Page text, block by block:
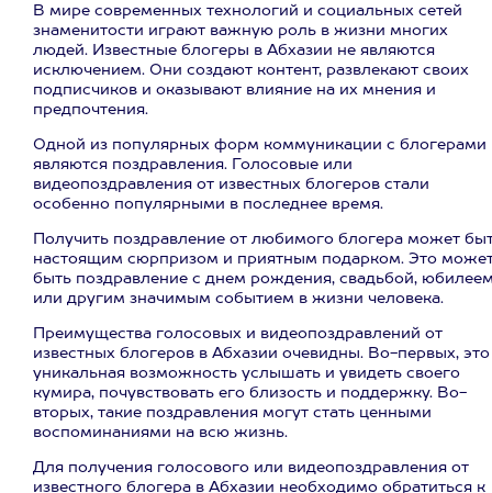
В мире современных технологий и социальных сетей
знаменитости играют важную роль в жизни многих
людей. Известные блогеры в Абхазии не являются
исключением. Они создают контент, развлекают своих
подписчиков и оказывают влияние на их мнения и
предпочтения.
Одной из популярных форм коммуникации с блогерами
являются поздравления. Голосовые или
видеопоздравления от известных блогеров стали
особенно популярными в последнее время.
Получить поздравление от любимого блогера может
настоящим сюрпризом и приятным подарком. Это
быть поздравление с днем рождения, свадьбой,
или другим значимым событием в жизни человека.
Преимущества голосовых и видеопоздравлений от
известных блогеров в Абхазии очевидны. Во-первых, это
уникальная возможность услышать и увидеть своего
кумира, почувствовать его близость и поддержку. Во-
вторых, такие поздравления могут стать ценными
воспоминаниями на всю жизнь.
Для получения голосового или видеопоздравления от
известного блогера в Абхазии необходимо обратиться к